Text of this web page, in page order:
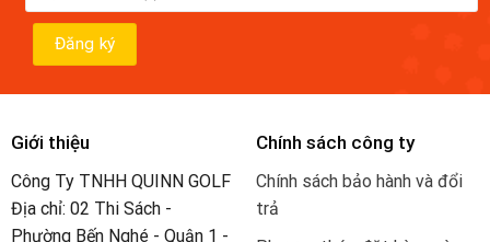
Giới thiệu
Công Ty TNHH QUINN GOLF
Địa chỉ: 02 Thi Sách -
Phường Bến Nghé - Quận 1 -
Chính sách công ty
Chính sách bảo hành và đổi
trả